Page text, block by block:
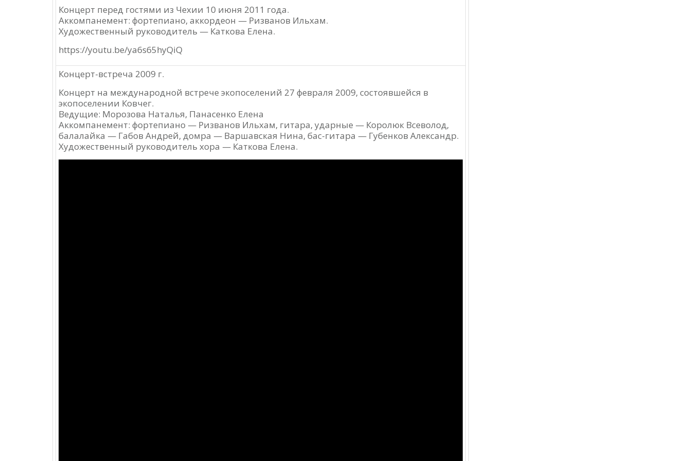
Концерт перед гостями из Чехии 10 июня 2011 года.
Аккомпанемент: фортепиано, аккордеон — Ризванов Ильхам.
Художественный руководитель — Каткова Елена.
https://youtu.be/ya6s65hyQiQ
Концерт-встреча 2009 г.
Концерт на международной встрече экопоселений 27 февраля 2009, состоявшейся в
экопоселении Ковчег.
Ведущие: Морозова Наталья, Панасенко Елена
Аккомпанемент: фортепиано — Ризванов Ильхам, гитара, ударные — Королюк Всеволод,
балалайка — Габов Андрей, домра — Варшавская Нина, бас-гитара — Губенков Александр.
Художественный руководитель хора — Каткова Елена.